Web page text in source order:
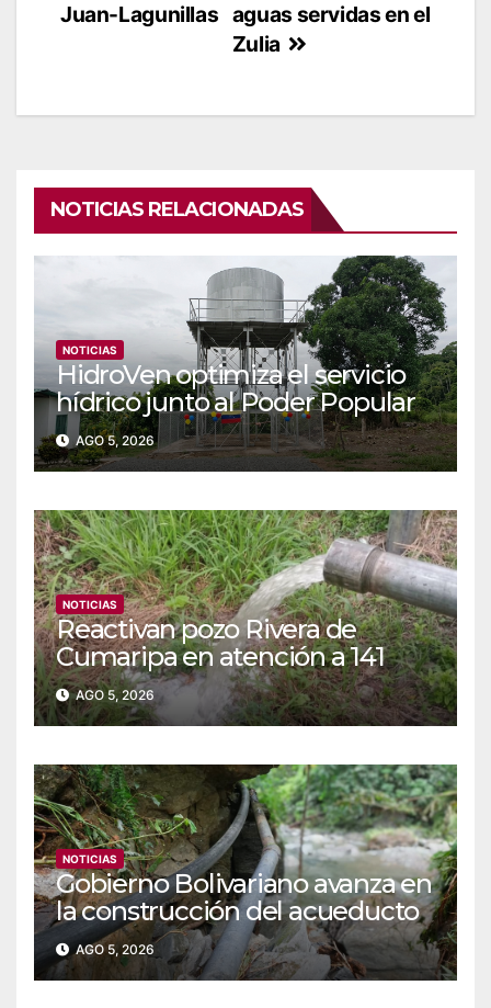
aguas servidas en el
Zulia
Juan-Lagunillas
NOTICIAS RELACIONADAS
NOTICIAS
‎‎HidroVen optimiza el servicio
hídrico junto al Poder Popular
en Amazonas
AGO 5, 2026
NOTICIAS
Reactivan pozo Rivera de
Cumaripa en atención a 141
familias de Yaracuy
AGO 5, 2026
NOTICIAS
‎Gobierno Bolivariano avanza en
la construcción del acueducto
Las Lajas en Yaracuy
AGO 5, 2026